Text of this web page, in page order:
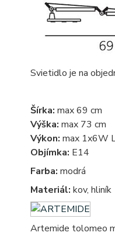
Svietidlo je na
Šírka: max 69 cm
Výška: max 73 cm
Výkon: max 1x6W
Objímka: E14
Farba: modrá
Materiál: kov, hliník
Artemide tolomeo